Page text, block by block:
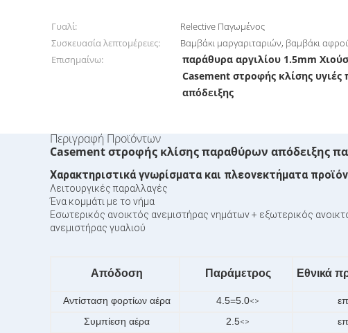
Γυαλί:
Relective Παγωμένος
Συσκευασία λεπτομέρειες:
Βαμβάκι μαργαριταριών, βαμβάκι
Επισημαίνω:
παράθυρα αργιλίου 1.5mm
Casement στροφής κλίσης υγιές
απόδειξης
Περιγραφή Προϊόντων
Casement στροφής κλίσης παραθύρων απόδειξης
Χαρακτηριστικά γνωρίσματα και πλεονεκτήματα
Λειτουργικές παραλλαγές
Ένα κομμάτι με το νήμα
Εσωτερικός ανοικτός ανεμιστήρας νημάτων + εξωτερικός
ανεμιστήρας γυαλιού
Απόδοση Παράμετρος Εθνικά
Αντίσταση φορτίων αέρα 4.5=5.0<>
Συμπίεση αέρα
2.5<>